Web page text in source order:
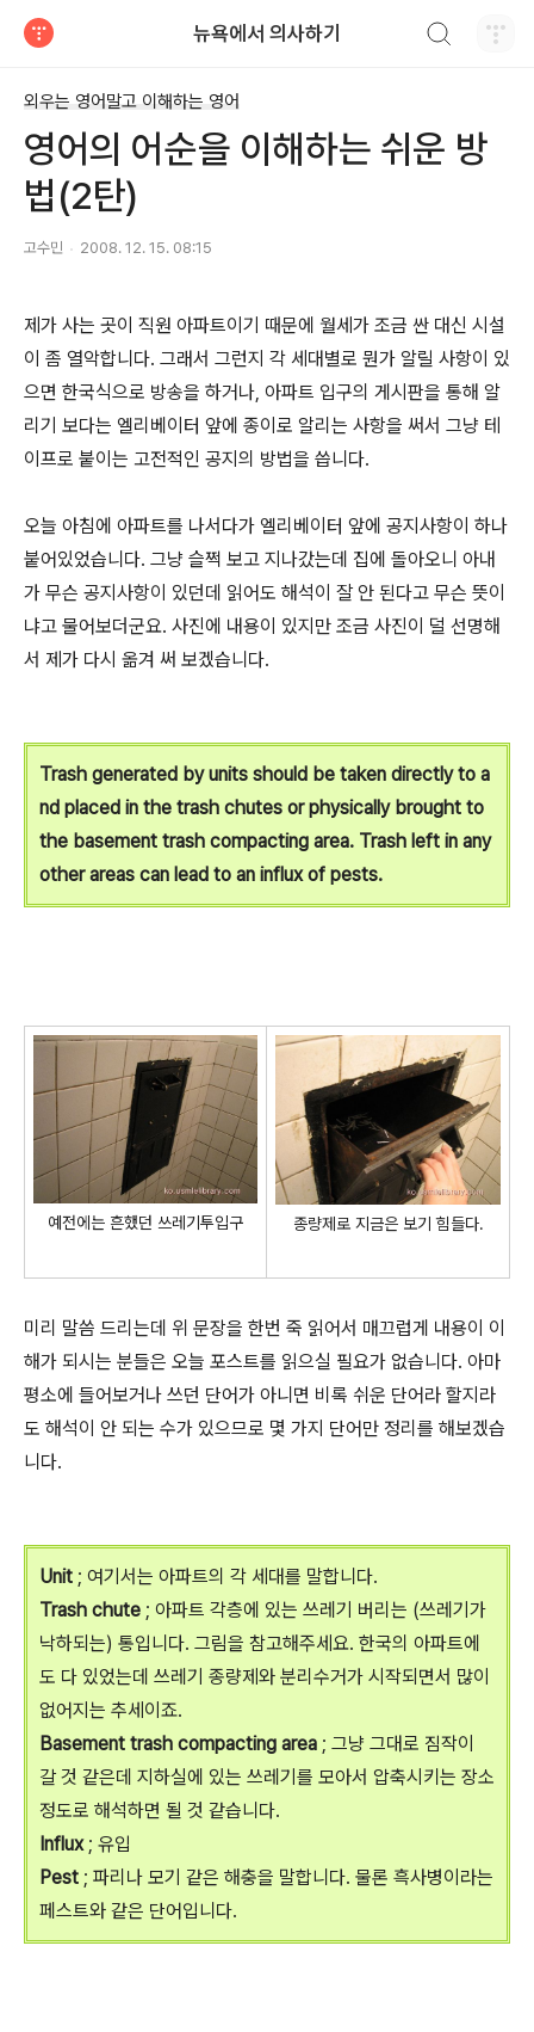
뉴욕에서 의사하기
외우는 영어말고 이해하는 영어
영어의 어순을 이해하는 쉬운 방
법(2탄)
고수민 2008. 12. 15. 08:15
제가 사는 곳이 직원 아파트이기 때문에 월세가 조금 싼 대신 시설
이 좀 열악합니다. 그래서 그런지 각 세대별로 뭔가 알릴 사항이 있
으면 한국식으로 방송을 하거나, 아파트 입구의 게시판을 통해 알
리기 보다는 엘리베이터 앞에 종이로 알리는 사항을 써서 그냥 테
이프로 붙이는 고전적인 공지의 방법을 씁니다.
오늘 아침에 아파트를 나서다가 엘리베이터 앞에 공지사항이 하나
붙어있었습니다. 그냥 슬쩍 보고 지나갔는데 집에 돌아오니 아내
가 무슨 공지사항이 있던데 읽어도 해석이 잘 안 된다고 무슨 뜻이
냐고 물어보더군요. 사진에 내용이 있지만 조금 사진이 덜 선명해
서 제가 다시 옮겨 써 보겠습니다.
Trash generated by units should be taken directly to a
nd placed in the trash chutes or physically brought to
the basement trash compacting area. Trash left in any
other areas can lead to an influx of pests.
예전에는 흔했던 쓰레기투입구 종량제로 지금은 보기 힘들다.
미리 말씀 드리는데 위 문장을 한번 죽 읽어서 매끄럽게 내용이 이
해가 되시는 분들은 오늘 포스트를 읽으실 필요가 없습니다. 아마
평소에 들어보거나 쓰던 단어가 아니면 비록 쉬운 단어라 할지라
도 해석이 안 되는 수가 있으므로 몇 가지 단어만 정리를 해보겠습
니다.
Unit ; 여기서는 아파트의 각 세대를 말합니다.
Trash chute ; 아파트 각층에 있는 쓰레기 버리는 (쓰레기가
낙하되는) 통입니다. 그림을 참고해주세요. 한국의 아파트에
도 다 있었는데 쓰레기 종량제와 분리수거가 시작되면서 많이
없어지는 추세이죠.
Basement trash compacting area ; 그냥 그대로 짐작이
갈 것 같은데 지하실에 있는 쓰레기를 모아서 압축시키는 장소
정도로 해석하면 될 것 같습니다.
Influx; 유입
Pest ; 파리나 모기 같은 해충을 말합니다. 물론 흑사병이라는
페스트와 같은 단어입니다.